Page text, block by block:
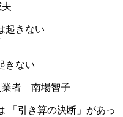
きない
業者 南場智子